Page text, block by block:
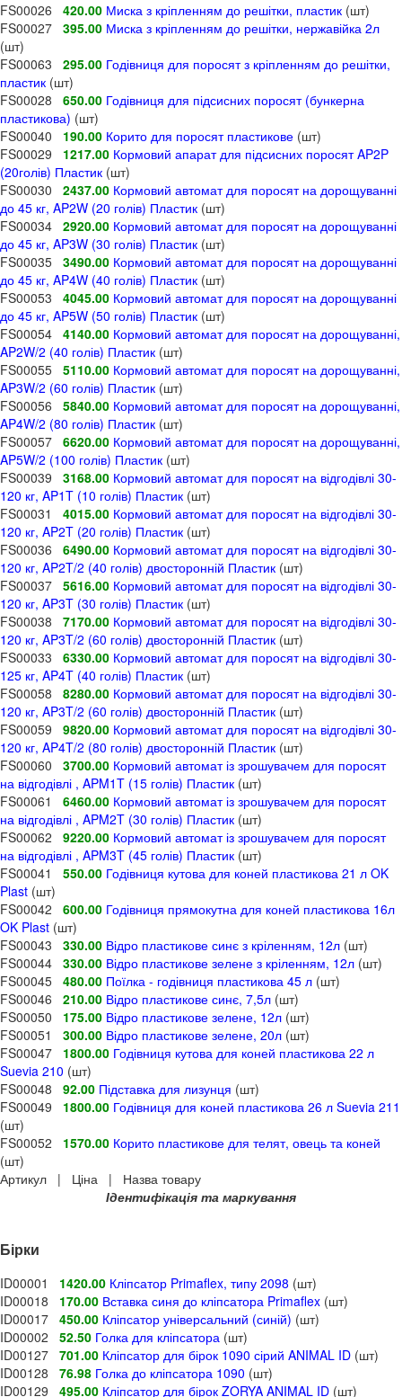
FS00026 420.00 Миска з кріпленням до решітки, пластик (шт)
FS00027 395.00 Миска з кріпленням до решітки, нержавійка 2л
(шт)
FS00063 295.00 Годівниця для поросят з кріпленням до решітки,
пластик (шт)
FS00028 650.00 Годівниця для підсисних поросят (бункерна
пластикова) (шт)
FS00040 190.00 Корито для поросят пластикове (шт)
FS00029 1217.00 Кормовий апарат для підсисних поросят AP2P
(20голів) Пластик (шт)
FS00030 2437.00 Кормовий автомат для поросят на дорощуванні
до 45 кг, AP2W (20 голів) Пластик (шт)
FS00034 2920.00 Кормовий автомат для поросят на дорощуванні
до 45 кг, AP3W (30 голів) Пластик (шт)
FS00035 3490.00 Кормовий автомат для поросят на дорощуванні
до 45 кг, AP4W (40 голів) Пластик (шт)
FS00053 4045.00 Кормовий автомат для поросят на дорощуванні
до 45 кг, AP5W (50 голів) Пластик (шт)
FS00054 4140.00 Кормовий автомат для поросят на дорощуванні,
AP2W/2 (40 голів) Пластик (шт)
FS00055 5110.00 Кормовий автомат для поросят на дорощуванні,
AP3W/2 (60 голів) Пластик (шт)
FS00056 5840.00 Кормовий автомат для поросят на дорощуванні,
AP4W/2 (80 голів) Пластик (шт)
FS00057 6620.00 Кормовий автомат для поросят на дорощуванні,
AP5W/2 (100 голів) Пластик (шт)
FS00039 3168.00 Кормовий автомат для поросят на відгодівлі 30-
120 кг, AP1T (10 голів) Пластик (шт)
FS00031 4015.00 Кормовий автомат для поросят на відгодівлі 30-
120 кг, AP2T (20 голів) Пластик (шт)
FS00036 6490.00 Кормовий автомат для поросят на відгодівлі 30-
120 кг, AP2T/2 (40 голів) двосторонній Пластик (шт)
FS00037 5616.00 Кормовий автомат для поросят на відгодівлі 30-
120 кг, AP3T (30 голів) Пластик (шт)
FS00038 7170.00 Кормовий автомат для поросят на відгодівлі 30-
120 кг, AP3T/2 (60 голів) двосторонній Пластик (шт)
FS00033 6330.00 Кормовий автомат для поросят на відгодівлі 30-
125 кг, AP4T (40 голів) Пластик (шт)
FS00058 8280.00 Кормовий автомат для поросят на відгодівлі 30-
120 кг, AP3T/2 (60 голів) двосторонній Пластик (шт)
FS00059 9820.00 Кормовий автомат для поросят на відгодівлі 30-
120 кг, AP4T/2 (80 голів) двосторонній Пластик (шт)
FS00060 3700.00 Кормовий автомат із зрошувачем для поросят
на відгодівлі , APM1T (15 голів) Пластик (шт)
FS00061 6460.00 Кормовий автомат із зрошувачем для поросят
на відгодівлі , APM2T (30 голів) Пластик (шт)
FS00062 9220.00 Кормовий автомат із зрошувачем для поросят
на відгодівлі , APM3T (45 голів) Пластик (шт)
FS00041 550.00 Годівниця кутова для коней пластикова 21 л OK
Plast (шт)
FS00042 600.00 Годівниця прямокутна для коней пластикова 16л
OK Plast (шт)
FS00043 330.00 Відро пластикове синє з кріленням, 12л (шт)
FS00044 330.00 Відро пластикове зелене з кріленням, 12л (шт)
FS00045 480.00 Поїлка - годівниця пластикова 45 л (шт)
FS00046 210.00 Відро пластикове синє, 7,5л (шт)
FS00050 175.00 Відро пластикове зелене, 12л (шт)
FS00051 300.00 Відро пластикове зелене, 20л (шт)
FS00047 1800.00 Годівниця кутова для коней пластикова 22 л
Suevia 210 (шт)
FS00048 92.00 Підставка для лизунця (шт)
FS00049 1800.00 Годівниця для коней пластикова 26 л Suevia 211
(шт)
FS00052 1570.00 Корито пластикове для телят, овець та коней
(шт)
Артикул | Ціна | Назва товару
Ідентифікація та маркування
Бірки
ID00001 1420.00 Кліпсатор Primaflex, типу 2098 (шт)
ID00018 170.00 Вставка синя до кліпсатора Primaflex (шт)
ID00017 450.00 Кліпсатор універсальний (синій) (шт)
ID00002 52.50 Голка для кліпсатора (шт)
ID00127 701.00 Кліпсатор для бірок 1090 сірий ANIMAL ID (шт)
ID00128 76.98 Голка до кліпсатора 1090 (шт)
ID00129 495.00 Кліпсатор для бірок ZORYA ANIMAL ID (шт)